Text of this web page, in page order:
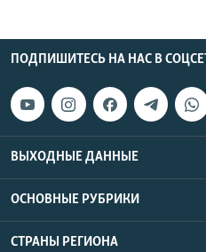
ПОДПИШИТЕСЬ НА НАС В
ВЫХОДНЫЕ ДАННЫЕ
ОСНОВНЫЕ РУБРИКИ
СТРАНЫ РЕГИОНА